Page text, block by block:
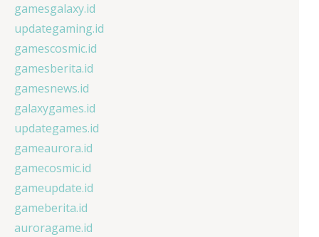
gamesgalaxy.id
updategaming.id
gamescosmic.id
gamesberita.id
gamesnews.id
galaxygames.id
updategames.id
gameaurora.id
gamecosmic.id
gameupdate.id
gameberita.id
auroragame.id